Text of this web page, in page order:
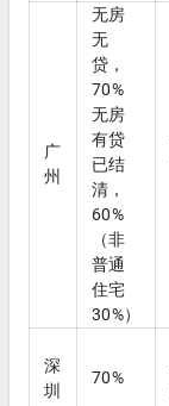
广
州
无房
无
贷，
70%
无房
有贷
已结
清，
60%
（非
普通
住宅
30%）
深
圳
70%